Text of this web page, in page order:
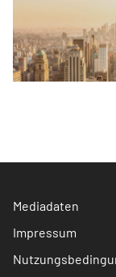
Mediadaten
Impressum